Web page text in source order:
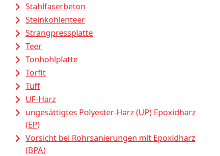
Stahlfaserbeton
Steinkohlenteer
Strangpressplatte
Teer
Tonhohlplatte
Torfit
Tuff
UF-Harz
ungesättigtes Polyester-Harz (UP) Epoxidharz
(EP)
Vorsicht bei Rohrsanierungen mit Epoxidharz
(BPA)